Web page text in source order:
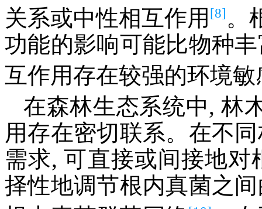
关系或中性相互作用 [8] 。
功能的影响可能比物种
互作用存在较强的环境
在森林生态系统中, 林
用存在密切联系。在不
需求, 可直接或间接地
择性地调节根内真菌之